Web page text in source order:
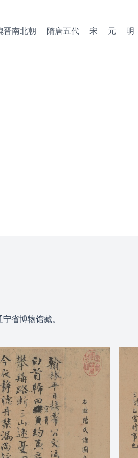
晋南北朝 隋唐五代 宋 元 明
省博物馆藏。